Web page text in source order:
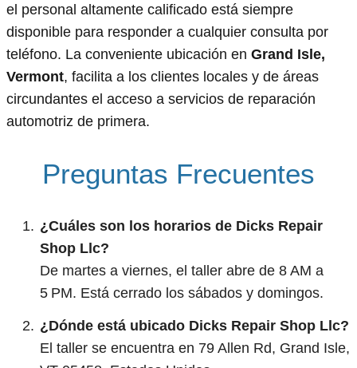
el personal altamente calificado está siempre
disponible para responder a cualquier consulta por
teléfono. La conveniente ubicación en Grand Isle,
Vermont, facilita a los clientes locales y de áreas
circundantes el acceso a servicios de reparación
automotriz de primera.
Preguntas Frecuentes
¿Cuáles son los horarios de Dicks Repair
Shop Llc?
De martes a viernes, el taller abre de 8 AM a
5 PM. Está cerrado los sábados y domingos.
¿Dónde está ubicado Dicks Repair Shop Llc?
El taller se encuentra en 79 Allen Rd, Grand Isle,